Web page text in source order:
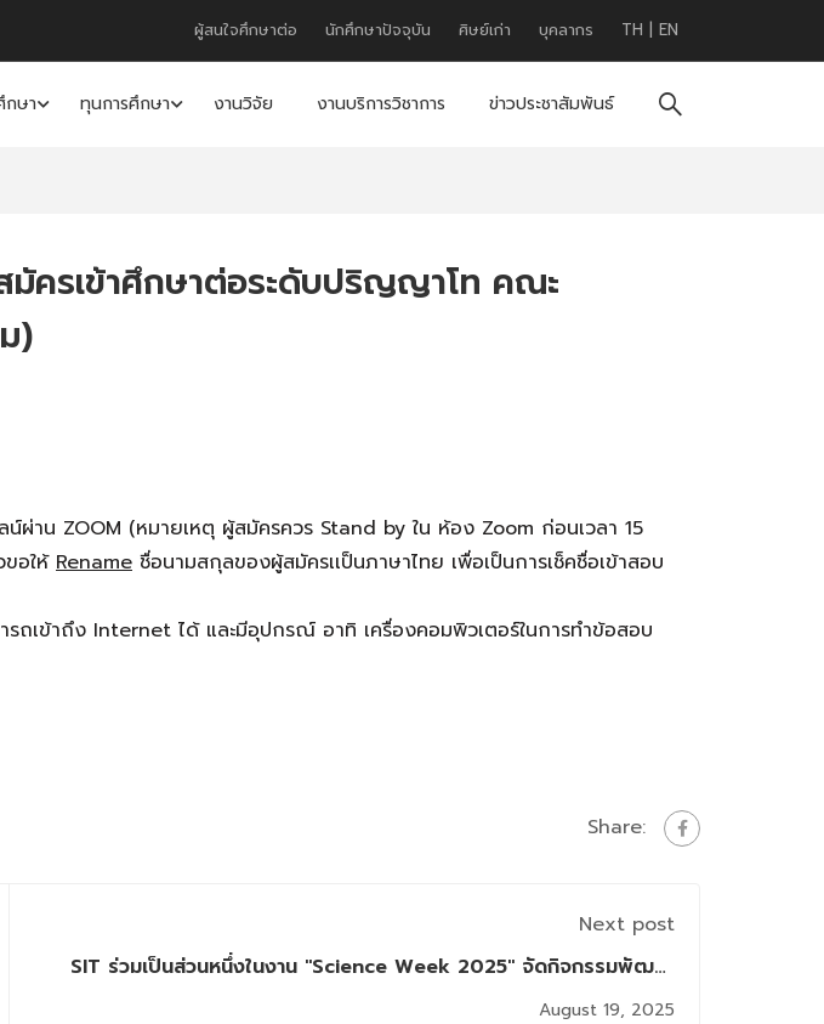
ผู้สนใจศึกษาต่อ นักศึกษาปัจจุบัน ศิษย์เก่า บุคลากร TH | EN
กษา ทุนการศึกษา งานวิจัย งานบริการวิชาการ ข่าวประชาสัมพันธ์
มัครเข้าศึกษาต่อระดับปริญญาโท คณะ
)
าน ZOOM (หมายเหตุ ผู้สมัครควร Stand by ใน ห้อง Zoom ก่อนเวลา 15
อให้ Rename ชื่อนามสกุลของผู้สมัครเเป็นภาษาไทย เพื่อเป็นการเช็คชื่อเข้าสอบ
เข้าถึง Internet ได้ และมีอุปกรณ์ อาทิ เครื่องคอมพิวเตอร์ในการทำข้อสอบ
Share:
Next post
SIT ร่วมเป็นส่วนหนึ่งในงาน "Science Week 2025" จัดกิจกรรมพัฒนา
ทักษะดิจิทัลสำหรับเยาวชน
August 19, 2025